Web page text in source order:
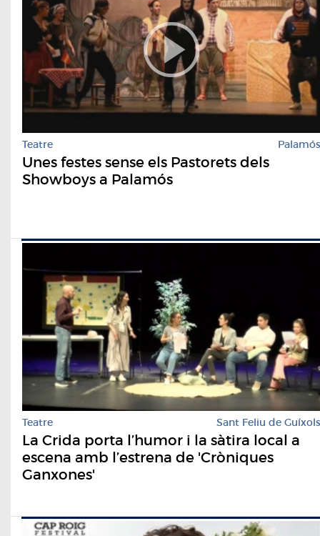
Teatre Palamós
Unes festes sense els Pastorets dels
Showboys a Palamós
Teatre Sant Feliu de Guíxols
La Crida porta l’humor i la sàtira local a
escena amb l’estrena de 'Cròniques
Ganxones'